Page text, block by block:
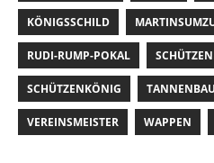
KÖNIGSSCHILD
RUDI-RUMP-POKAL
SCHÜTZENKÖNIG
VEREINSMEISTER WAPPEN